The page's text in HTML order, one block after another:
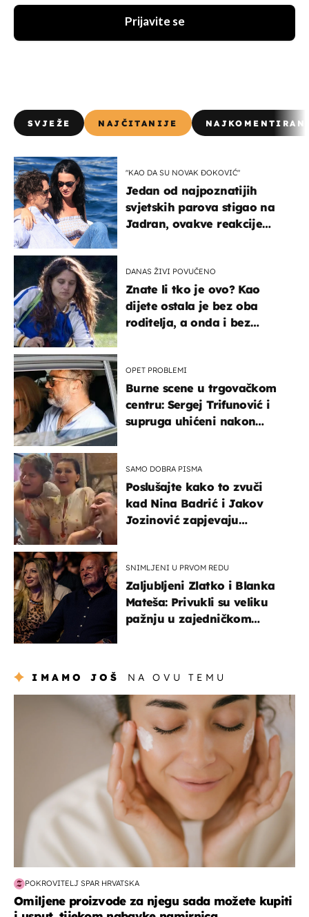
Prijavite se
SVJEŽE NAJČITANIJE
"KAO DA SU NOVAK ĐOKOVIĆ"
Jedan od najpoznatijih
svjetskih parova stigao na
Jadran, ovakve reakcije
DANAS ŽIVI POVUČENO
Znate li tko je ovo? Kao
dijete ostala je bez oba
roditelja, a onda i bez
OPET PROBLEMI
Burne scene u trgovačkom
centru: Sergej Trifunović i
supruga uhićeni nakon
SAMO DOBRA PISMA
Poslušajte kako to zvuči
kad Nina Badrić i Jakov
Jozinović zapjevaju
SNIMLJENI U PRVOM REDU
Zaljubljeni Zlatko i Blanka
Mateša: Privukli su veliku
pažnju u zajedničkom
IMAMO JOŠ NA OVU TEMU
moda & ljepota
POKROVITELJ SPAR HRVATSKA
Omiljene proizvode za njegu sada možete kupiti